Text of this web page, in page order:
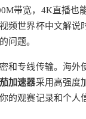
带宽，4K直播也
频世界杯中文解说
问题。
和专线传输。海外
加速器采用高强度
的观赛记录和个人